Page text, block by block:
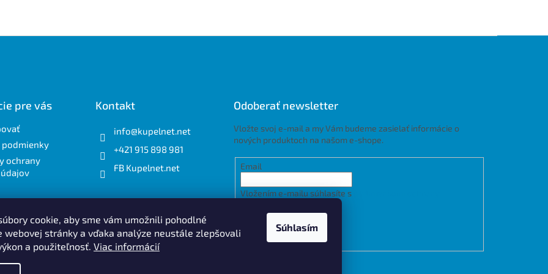
cookie, aby sme vám umožnili pohodlné
webovej stránky a vďaka analýze neustále zlepšovali
a použiteľnosť. Viac informácií
Súhlasím
pre vás
podmienky
ochrany
Kontakt
info@kupelnet.net
+421 915 898 981
FB Kupelnet.net
Odoberať newsletter
Vložte svoj e-mail a my Vám budeme zasielať informácie o
nových produktoch na našom e-shope.
Email
Vložením e-mailu súhlasíte s
PRIHLÁSIŤ SA